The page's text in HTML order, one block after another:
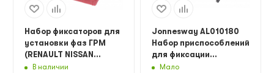
Набор фиксаторов для
установки фаз ГРМ
(RENAULT NISSAN
дв.K4J,K4M F4P,F4R)
В наличии
Jonnesway AL010180
Набор приспособлений
для фиксации
распределительных и
Мало